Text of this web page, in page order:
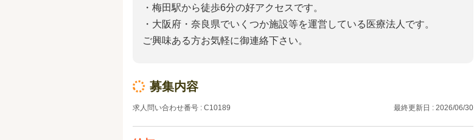
・梅田駅から徒歩6分の好アクセスです。
・大阪府・奈良県でいくつか施設等を運営している医療法人です。
ご興味ある方お気軽に御連絡下さい。
募集内容
求人問い合わせ番号 : C10189 最終更新日 : 2026/06/30